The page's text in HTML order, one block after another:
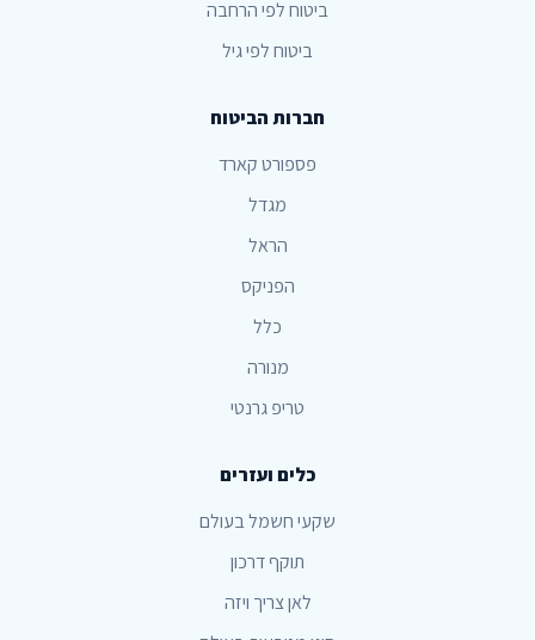
ביטוח לפי הרחבה
ביטוח לפי גיל
חברות הביטוח
פספורט קארד
מגדל
הראל
הפניקס
כלל
מנורה
טריפ גרנטי
כלים ועזרים
שקעי חשמל בעולם
תוקף דרכון
לאן צריך ויזה